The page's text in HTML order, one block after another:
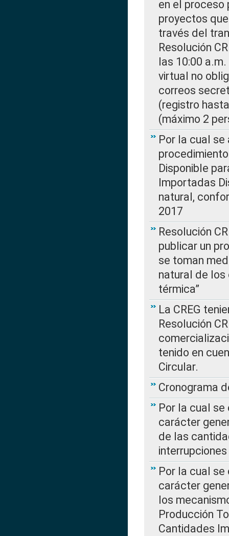
en el proceso
proyectos
través del
Resolución
las 10:00
virtual no
correos
(registro
(máximo 2
Por la cual
Disponible
Importadas
natural,
2017
Resolución
publicar un
se toman
natural de los
térmica”
La CREG
Resolución
tenido en
Circular.
Cronograma
Por la cual
carácter
de las
Por la cual
carácter
los
Producción
Cantidades